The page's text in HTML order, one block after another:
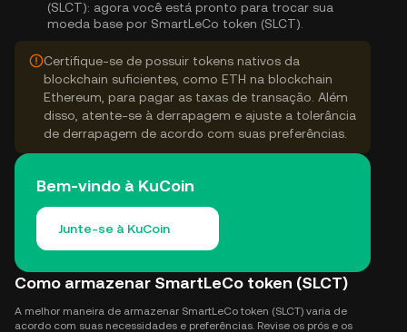
(SLCT): agora você está pronto para trocar sua
moeda base por SmartLeCo token (SLCT).
Certifique-se de possuir tokens nativos da
blockchain suficientes, como ETH na blockchain
Ethereum, para pagar as taxas de transação. Além
disso, atente-se à derrapagem e ajuste a tolerância
de derrapagem de acordo com suas preferências.
Bem-vindo à KuCoin
Junte-se à KuCoin
Como armazenar SmartLeCo token (SLCT)
A melhor maneira de armazenar SmartLeCo token (SLCT) varia de
acordo com suas necessidades e preferências. Revise os prós e os